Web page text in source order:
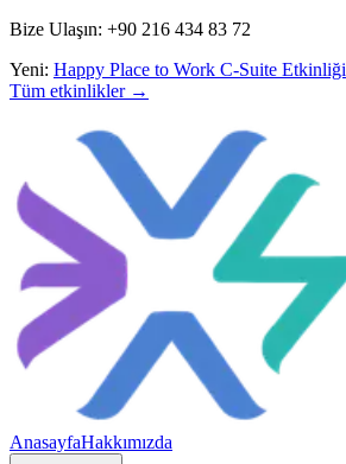
Bize Ulaşın: +90 216 434 83 72
Yeni: Happy Place to Work C-Suite Etkinliği
Tüm etkinlikler →
AnasayfaHakkımızda